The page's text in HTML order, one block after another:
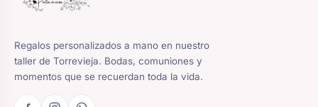
Regalos personalizados a mano en nuestro
taller de Torrevieja. Bodas, comuniones y
momentos que se recuerdan toda la vida.